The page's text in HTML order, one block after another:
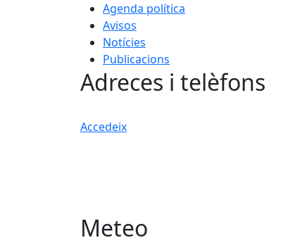
Agenda política
Avisos
Notícies
Publicacions
Adreces i telèfons
Accedeix
Meteo